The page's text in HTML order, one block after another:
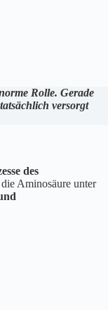
Rolle. Gerade
versorgt
des
Aminosäure unter